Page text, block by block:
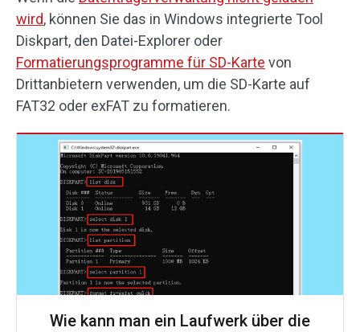
wird, können Sie das in Windows integrierte Tool
Diskpart, den Datei-Explorer oder
Formatierungsprogramme für SD-Karte von
Drittanbietern verwenden, um die SD-Karte auf
FAT32 oder exFAT zu formatieren.
Wie kann man ein Laufwerk über die